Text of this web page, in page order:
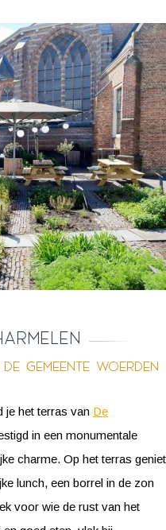
gemeente Woerden
je het terras van De
in een monumentale
charme. Op het terras geniet
lunch, een borrel in de zon
voor wie de rust van het